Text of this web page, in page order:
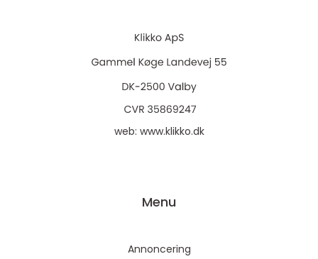
web: www.klikko.dk
Menu
Annoncering